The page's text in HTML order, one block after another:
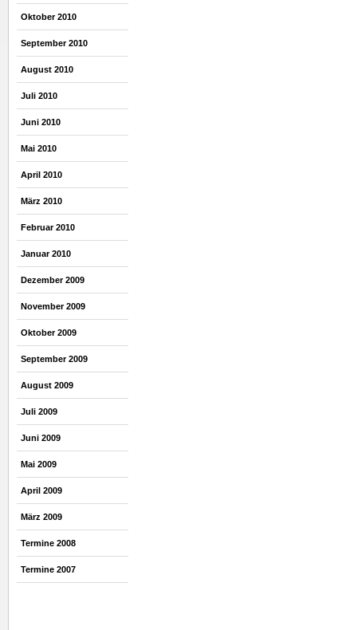
Oktober 2010
September 2010
August 2010
Juli 2010
Juni 2010
Mai 2010
April 2010
März 2010
Februar 2010
Januar 2010
Dezember 2009
November 2009
Oktober 2009
September 2009
August 2009
Juli 2009
Juni 2009
Mai 2009
April 2009
März 2009
Termine 2008
Termine 2007